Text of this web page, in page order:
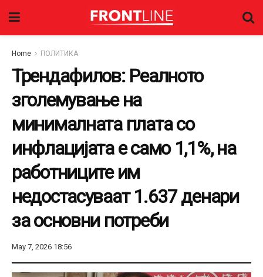
Home ПОЛИТИКА
Трендафилов: Реалното
зголемување на
минималната плата со
инфлацијата е само 1,1%, на
работниците им
недостасуваат 1.637 денари
за основни потреби
May 7, 2026 18:56